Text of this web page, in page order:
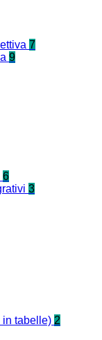
7
9
6
3
in tabelle) 2